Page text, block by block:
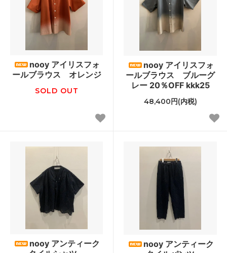
nooy アイリスフォ
ールブラウス オレンジ
SOLD OUT
nooy アイリスフォ
ールブラウス ブルーグ
レー 20％OFF kkk25
48,400円(内税)
nooy アンティーク
nooy アンティーク